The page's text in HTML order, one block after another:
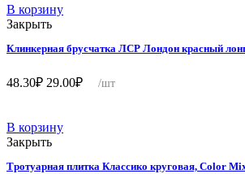
В корзину
Закрыть
Клинкерная брусчатка ЛСР Лондон красный
48.30₽ цена
29.00₽цена:
/шт
В корзину
Закрыть
Тротуарная плитка Классико круговая, Color